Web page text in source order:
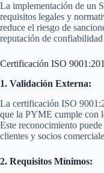
La implementación de un
requisitos legales y
reduce el riesgo de
reputación de
Certificación ISO
1. Validación Externa:
La certificación ISO
que la PYME cumple con
Este reconocimiento
clientes y socios
2. Requisitos Mínimos: